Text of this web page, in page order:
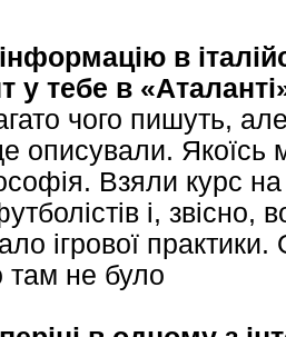
в
у тебе в
чого пишуть,
описували. Якоїсь
Взяли курс
і, звісно,
ігрової практики.
там не було